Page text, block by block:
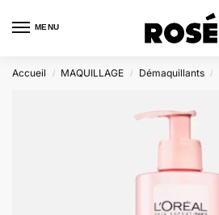
MENU
Accueil / MAQUILLAGE / Démaquillants /